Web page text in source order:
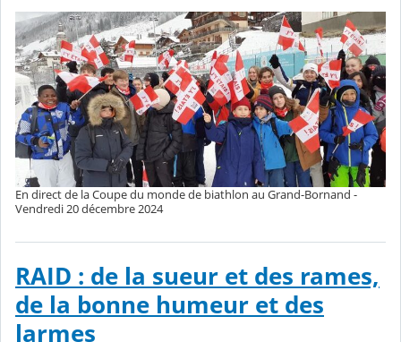
En direct de la Coupe du monde de biathlon au Grand-Bornand -
Vendredi 20 décembre 2024
RAID : de la sueur et des rames,
de la bonne humeur et des
larmes